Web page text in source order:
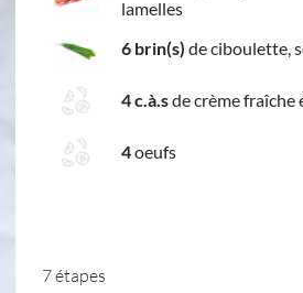
lamelles
6 brin(s) de ciboulette,
4 c.à.sde crème fraîche
4oeufs
7 étapes